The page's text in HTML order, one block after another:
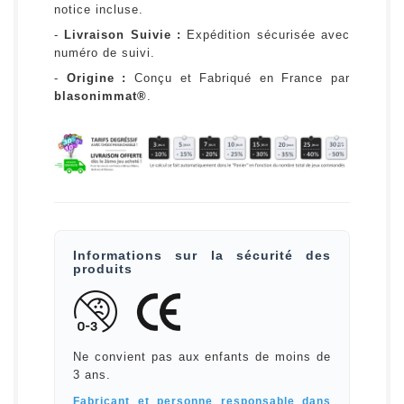
notice incluse.
- Livraison Suivie :
Expédition sécurisée avec
numéro de suivi.
- Origine :
Conçu et Fabriqué en France par
blasonimmat®.
Informations sur la sécurité des
produits
Ne convient pas aux enfants de moins de
3 ans.
Fabricant et personne responsable dans